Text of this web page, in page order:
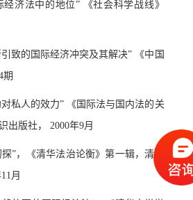
经济法中的地位” 《社会科学战线》
致的国际经济冲突及其解决” 《中国
期
私人的效力” 《国际法与国内法的关
出版社， 2000年9月
”，《清华法治论衡》第一辑，清华
月